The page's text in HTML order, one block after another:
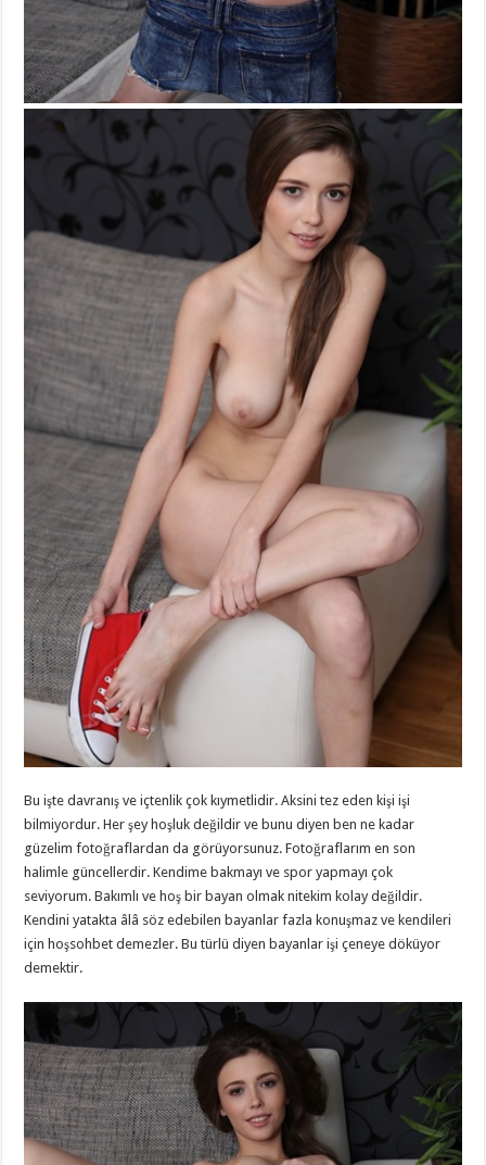
Bu işte davranış ve içtenlik çok kıymetlidir. Aksini tez eden kişi işi
bilmiyordur. Her şey hoşluk değildir ve bunu diyen ben ne kadar
güzelim fotoğraflardan da görüyorsunuz. Fotoğraflarım en son
halimle güncellerdir. Kendime bakmayı ve spor yapmayı çok
seviyorum. Bakımlı ve hoş bir bayan olmak nitekim kolay değildir.
Kendini yatakta âlâ söz edebilen bayanlar fazla konuşmaz ve kendileri
için hoşsohbet demezler. Bu türlü diyen bayanlar işi çeneye döküyor
demektir.